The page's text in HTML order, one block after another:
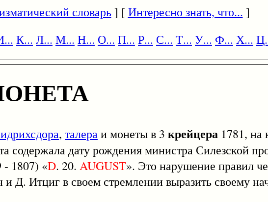
словарь] [Интересно знать, что... ]
К... Л... М... Н... О... П... Р... С... Т... У... Ф... Х...
, талераи монеты в 3 крейцера 1781, на
содержала дату рождения министра Силезской
1807) «D. 20. AUGUST». Это нарушение правил
Д. Итциг в своем стремлении выразить своему